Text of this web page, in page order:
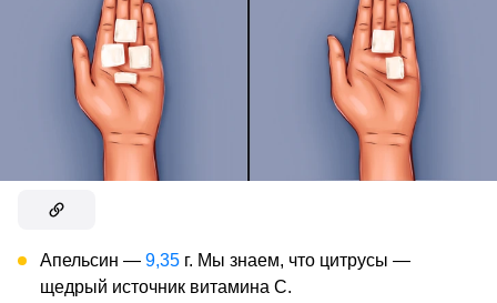
Апельсин — 9,35 г. Мы знаем, что цитрусы —
щедрый источник витамина С.